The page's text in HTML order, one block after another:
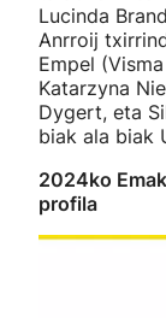
Lucinda
Anrroij
Empel
Katarzyna
Dygert, eta
biak ala biak
2024ko
profila